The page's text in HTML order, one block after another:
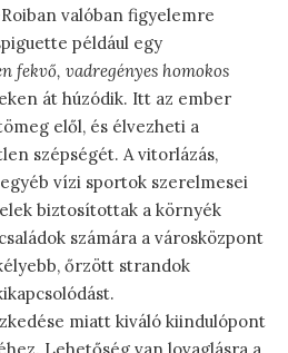
valóban figyelemre
például egy
fekvő, vadregényes homokos
át húzódik. Itt az ember
elől, és élvezheti a
szépségét. A vitorlázás,
vízi sportok szerelmesei
biztosítottak a környék
számára a városközpont
őrzött strandok
miatt kiváló kiindulópont